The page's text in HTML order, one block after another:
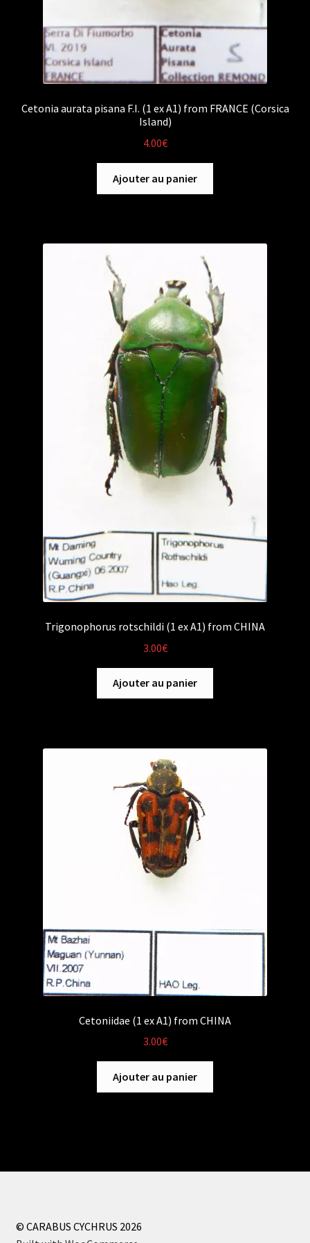
Cetonia aurata pisana F.I. (1 ex A1) from FRANCE (Corsica
Island)
4.00€
Ajouter au panier
Trigonophorus rotschildi (1 ex A1) from CHINA
3.00€
Ajouter au panier
Cetoniidae (1 ex A1) from CHINA
3.00€
Ajouter au panier
© CARABUS CYCHRUS 2026